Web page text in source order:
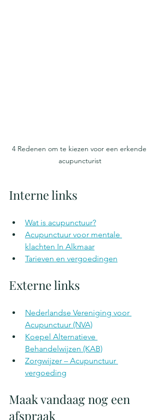
4 Redenen om te kiezen voor een erkende
acupuncturist
Interne links
Wat is acupunctuur?
Acupunctuur voor mentale
klachten In Alkmaar
Tarieven en vergoedingen
Externe links
Nederlandse Vereniging voor
Acupunctuur (NVA)
Koepel Alternatieve
Behandelwijzen (KAB)
Zorgwijzer – Acupunctuur
vergoeding
Maak vandaag nog een
afspraak